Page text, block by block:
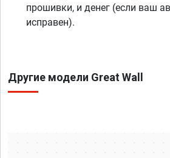
прошивки, и денег (если ваш
исправен).
Другие модели Great Wall